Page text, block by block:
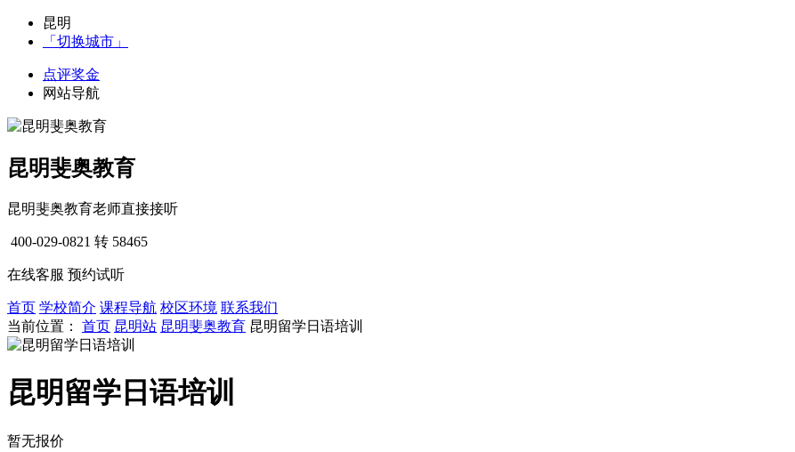
昆明
「切换城市」
点评奖金
网站导航
昆明斐奥教育
昆明斐奥教育老师直接接听
400-029-0821 转 58465
在线客服 预约试听
首页 学校简介 课程导航 校区环境 联系我们
当前位置：
首页 昆明站 昆明斐奥教育 昆明留学日语培训
昆明留学日语培训
暂无报价